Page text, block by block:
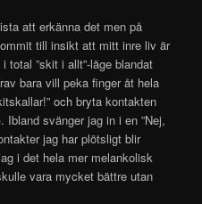
att erkänna det men på
till insikt att mitt inre liv är
total ”skit i allt”-läge blandat
bara vill peka finger åt hela
och bryta kontakten
svänger jag in i en ”Nej,
jag har plötsligt blir
i det hela mer melankolisk
vara mycket bättre utan